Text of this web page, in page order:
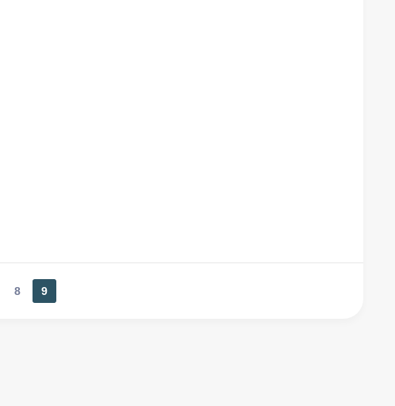
8 9